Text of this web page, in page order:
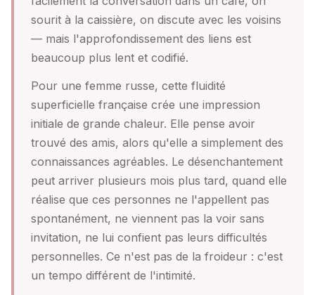
sourit à la caissière, on discute avec les voisins
— mais l'approfondissement des liens est
beaucoup plus lent et codifié.
Pour une femme russe, cette fluidité
superficielle française crée une impression
initiale de grande chaleur. Elle pense avoir
trouvé des amis, alors qu'elle a simplement des
connaissances agréables. Le désenchantement
peut arriver plusieurs mois plus tard, quand elle
réalise que ces personnes ne l'appellent pas
spontanément, ne viennent pas la voir sans
invitation, ne lui confient pas leurs difficultés
personnelles. Ce n'est pas de la froideur : c'est
un tempo différent de l'intimité.